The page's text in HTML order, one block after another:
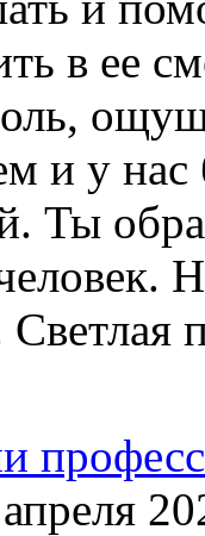
в ее
и у нас
Ты